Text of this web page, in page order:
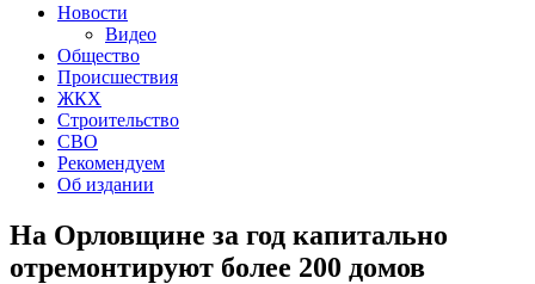
Новости
Видео
Общество
Происшествия
ЖКХ
Строительство
СВО
Рекомендуем
Об издании
На Орловщине за год капитально
отремонтируют более 200 домов